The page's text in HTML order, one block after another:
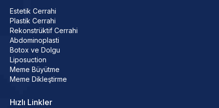
Estetik Cerrahi
Plastik Cerrahi
Rekonstrüktif Cerrahi
Abdominoplasti
Botox ve Dolgu
Liposuction
Meme Büyütme
Meme Dikleştirme
Hızlı Linkler